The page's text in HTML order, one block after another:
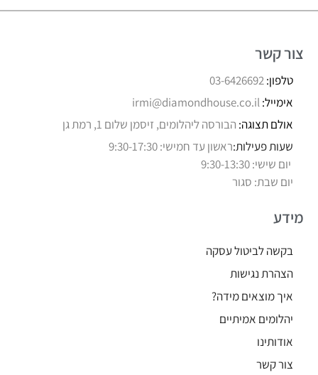
צור קשר
טלפון:03-6426692
אימייל:irmi@diamondhouse.co.il
אולם תצוגה: הבורסה ליהלומים, זיסמן שלום 1, רמת גן
שעות פעילות:ראשון עד חמישי: 9:30-17:30
יום שישי: 9:30-13:30
יום שבת: סגור
מידע
בקשה לביטול עסקה
הצהרת נגישות
איך מוצאים מידה?
יהלומים אמיתיים
אודותינו
צור קשר